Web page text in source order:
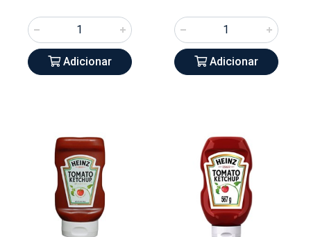
Adicionar Adicionar